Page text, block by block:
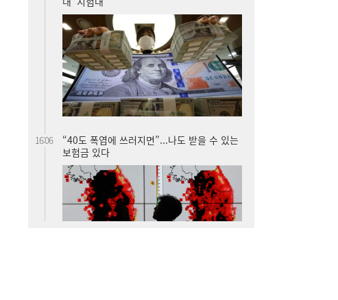
보험금 있다